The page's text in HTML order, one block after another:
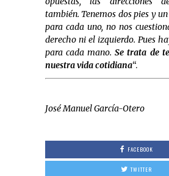
también. Tenemos dos pies y
para cada uno, no nos
derecho ni el izquierdo. Pues
para cada mano. Se trata de
nuestra vida cotidiana“.
José Manuel García-Otero
FACEBOOK
TWITTER